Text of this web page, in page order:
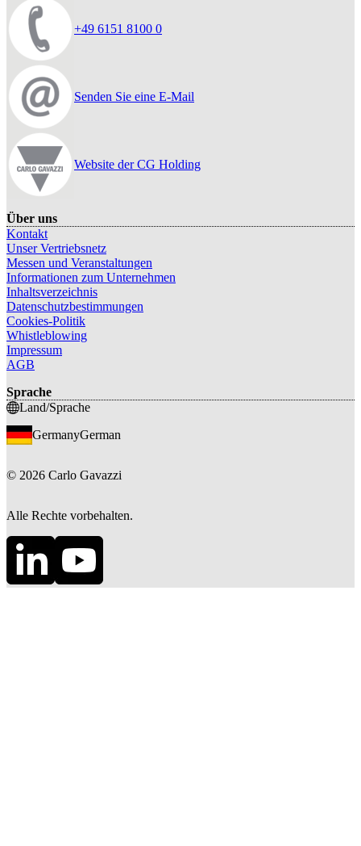
+49 6151 8100 0
Senden Sie eine E-Mail
Website der CG Holding
Über uns
Kontakt
Unser Vertriebsnetz
Messen und Veranstaltungen
Informationen zum Unternehmen
Inhaltsverzeichnis
Datenschutzbestimmungen
Cookies-Politik
Whistleblowing
Impressum
AGB
Sprache
Land/Sprache
GermanyGerman
© 2026 Carlo Gavazzi
Alle Rechte vorbehalten.